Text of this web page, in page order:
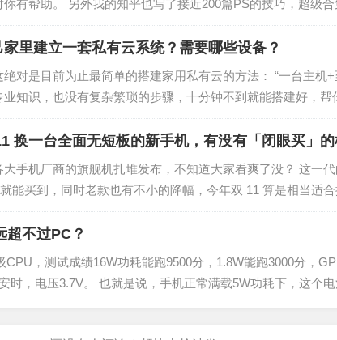
有帮助。 另外我的知乎也写了接近200篇PS的技巧，超级
、快速制作文字倒影1、新建文档，15…
里建立一套私有云系统？需要哪些设备？
对是目前为止最简单的搭建家用私有云的方法： “一台主机+
业知识，也没有复杂繁琐的步骤，十分钟不到就能搭建好，帮
！还在单纯依靠网盘进行文件存储的朋友，不是我吐槽哈，…
换一台全面无短板的新手机，有没有「闭眼买」的
手机厂商的旗舰机扎堆发布，不知道大家看爽了没？ 这一代
能买到，同时老款也有不小的降幅，今年双 11 算是相当适
大家推荐双 11 期间值得购买的手机...…
超不过PC？
，测试成绩16W功耗能跑9500分，1.8W能跑3000分，
时，电压3.7V。 也就是说，手机正常满载5W功耗下，这个